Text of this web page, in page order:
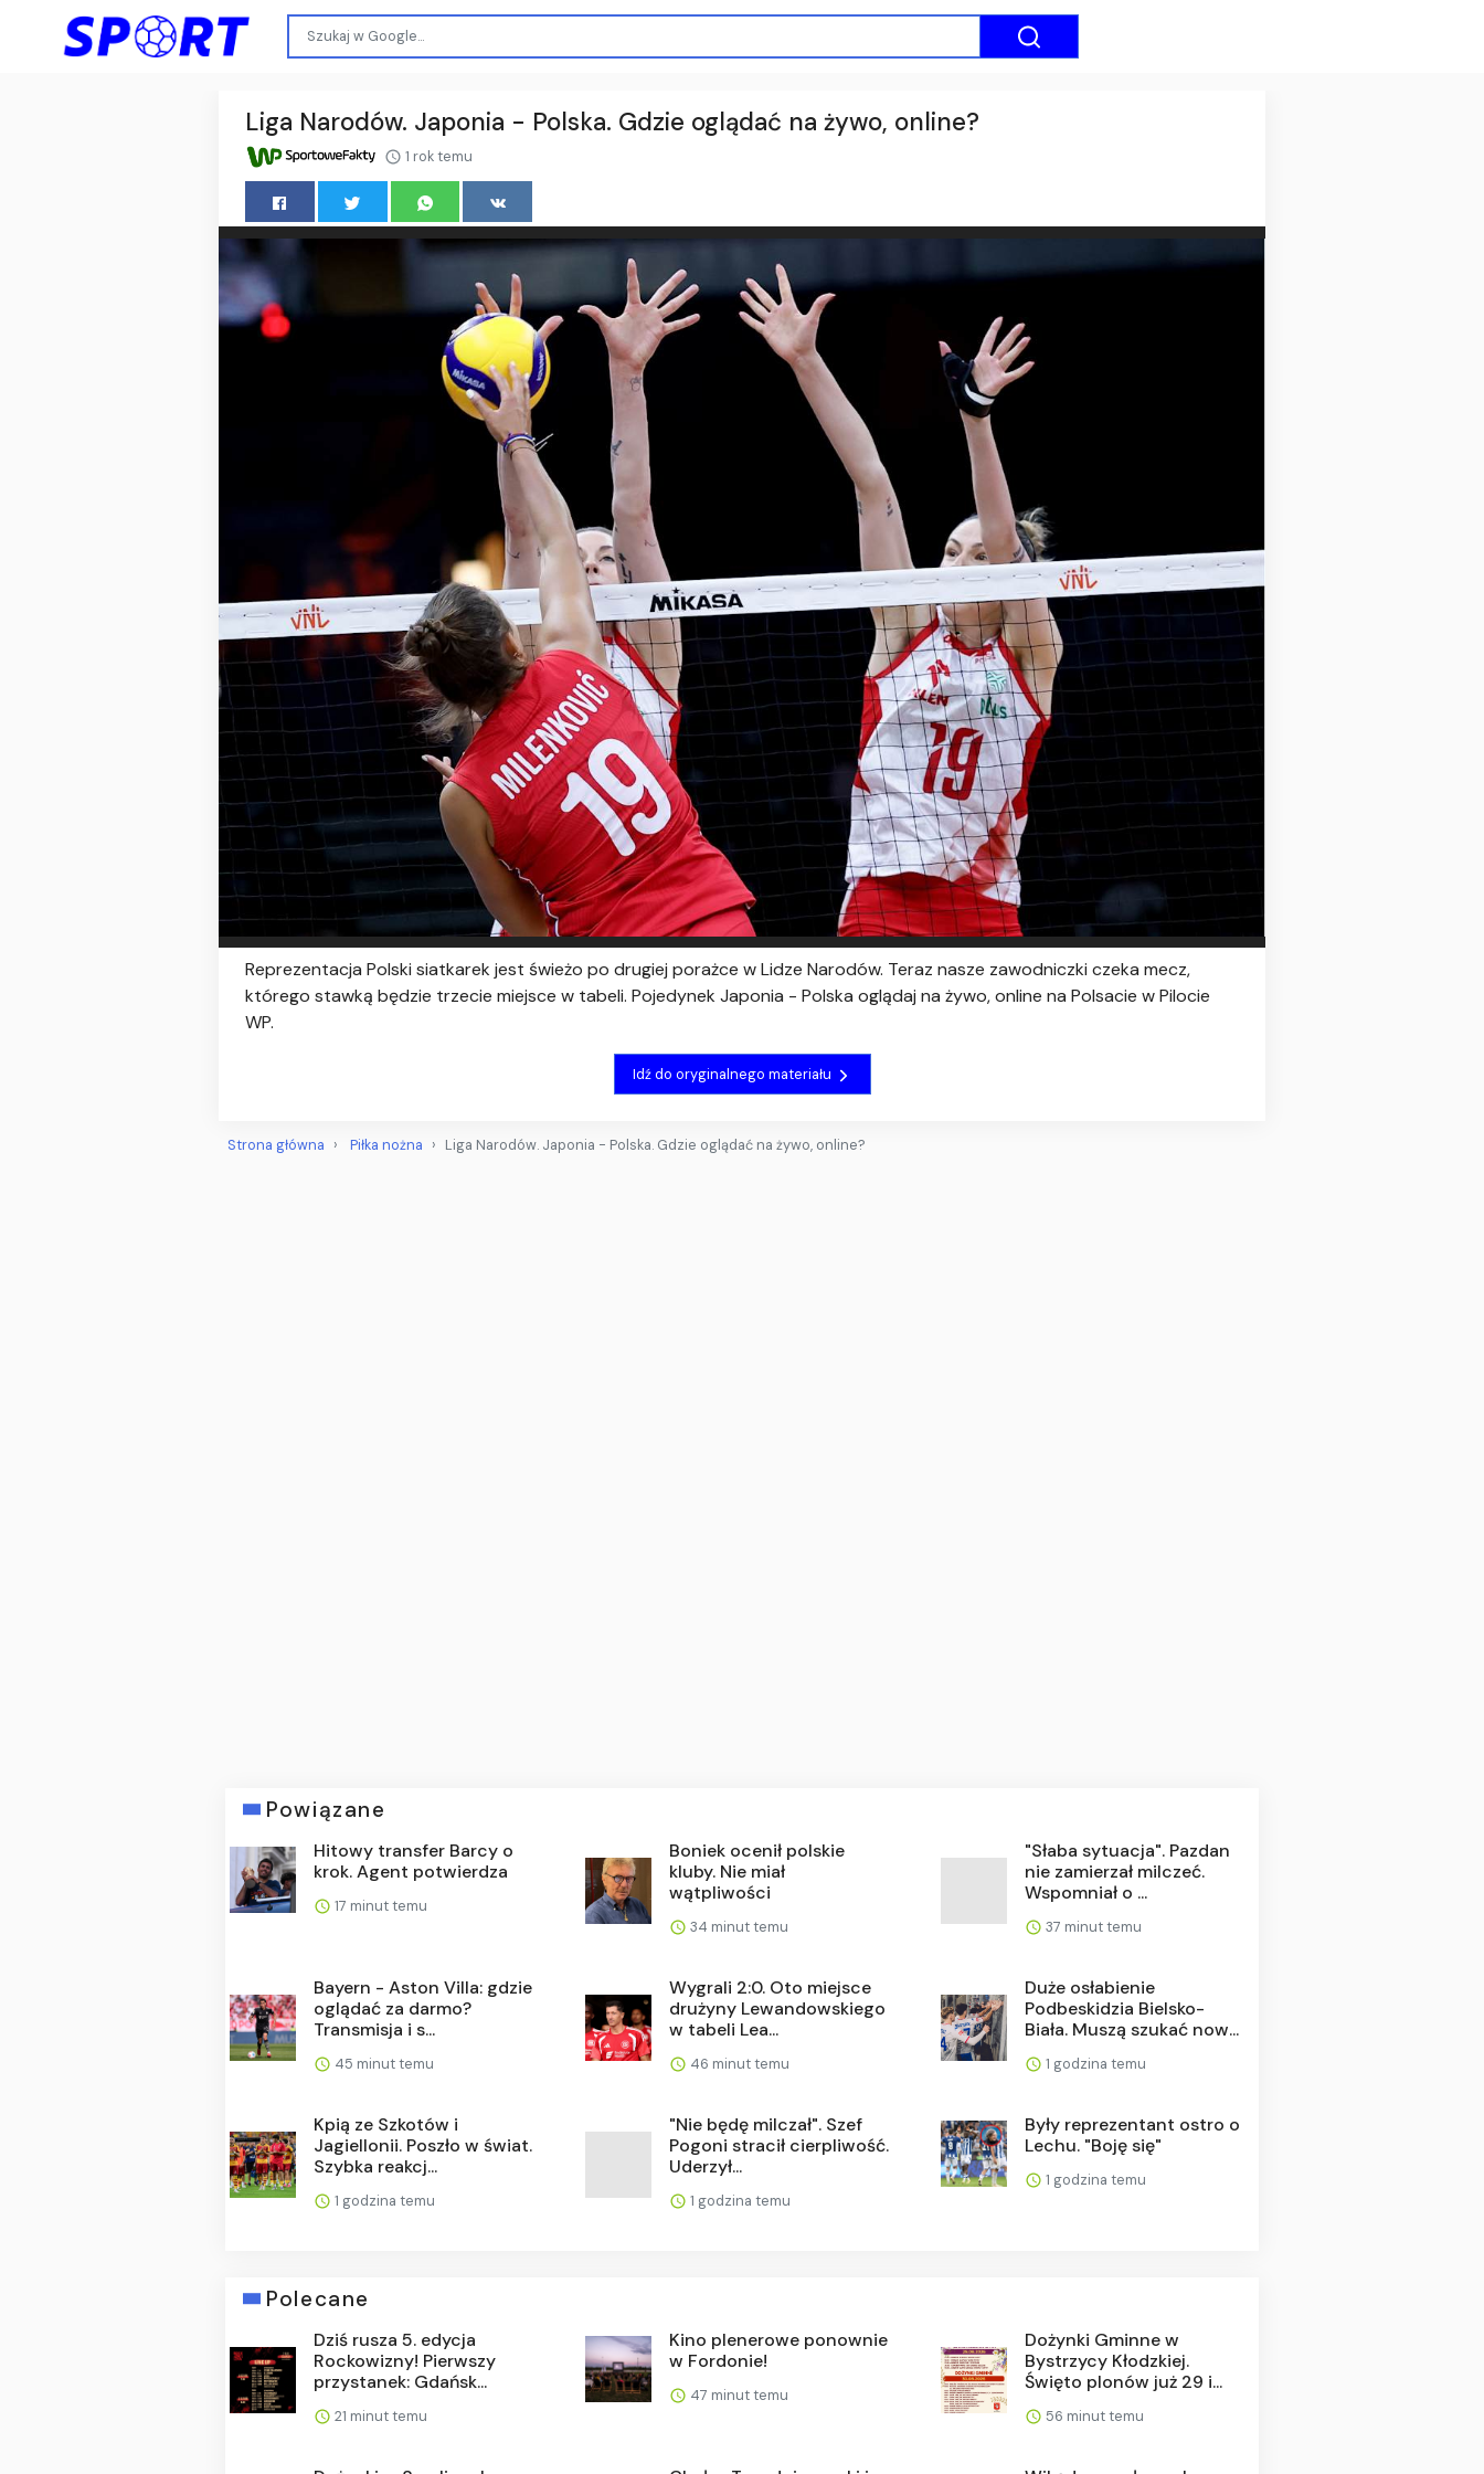
Liga Narodów. Japonia - Polska. Gdzie oglądać na żywo, online?
1 rok temu
Reprezentacja Polski siatkarek jest świeżo po drugiej porażce w Lidze Narodów. Teraz nasze zawodniczki czeka mecz,
którego stawką będzie trzecie miejsce w tabeli. Pojedynek Japonia - Polska oglądaj na żywo, online na Polsacie w Pilocie
WP.
Idź do oryginalnego materiału
Strona główna Piłka nożna Liga Narodów. Japonia - Polska. Gdzie oglądać na żywo, online?
Powiązane
Hitowy transfer Barcy o
krok. Agent potwierdza
17 minut temu
Boniek ocenił polskie
kluby. Nie miał
wątpliwości
34 minut temu
"Słaba sytuacja". Pazdan
nie zamierzał milczeć.
Wspomniał o ...
37 minut temu
Bayern - Aston Villa: gdzie
oglądać za darmo?
Transmisja i s...
45 minut temu
Wygrali 2:0. Oto miejsce
drużyny Lewandowskiego
w tabeli Lea...
46 minut temu
Duże osłabienie
Podbeskidzia Bielsko-
Biała. Muszą szukać now...
1 godzina temu
Kpią ze Szkotów i
Jagiellonii. Poszło w świat.
Szybka reakcj...
1 godzina temu
"Nie będę milczał". Szef
Pogoni stracił cierpliwość.
Uderzył...
1 godzina temu
Były reprezentant ostro o
Lechu. "Boję się"
1 godzina temu
Polecane
Dziś rusza 5. edycja
Rockowizny! Pierwszy
przystanek: Gdańsk...
21 minut temu
Kino plenerowe ponownie
w Fordonie!
47 minut temu
Dożynki Gminne w
Bystrzycy Kłodzkiej.
Święto plonów już 29 i...
56 minut temu